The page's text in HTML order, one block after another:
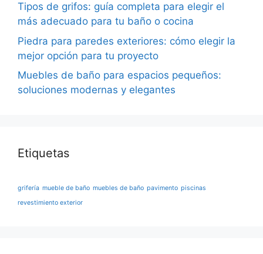
Tipos de grifos: guía completa para elegir el
más adecuado para tu baño o cocina
Piedra para paredes exteriores: cómo elegir la
mejor opción para tu proyecto
Muebles de baño para espacios pequeños:
soluciones modernas y elegantes
Etiquetas
grifería mueble de baño muebles de baño pavimento piscinas
revestimiento exterior